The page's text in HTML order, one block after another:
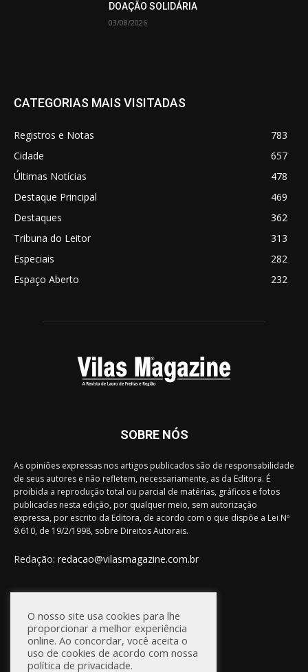
DOAÇÃO SOLIDÁRIA
03/08/2026
CATEGORIAS MAIS VISITADAS
Registros e Notas
783
Cidade
657
Últimas Notícias
478
Destaque Principal
469
Destaques
362
Tribuna do Leitor
313
Especiais
282
Espaço Aberto
232
SOBRE NÓS
As opiniões expressas nos artigos publicados são de responsabilidade
de seus autores e não refletem, necessariamente, as da Editora. É
proibida a reprodução total ou parcial de matérias, gráficos e fotos
publicadas nesta edição, por qualquer meio, sem autorização
expressa, por escrito da Editora, de acordo com o que dispõe a Lei Nº
9.610, de 19/2/1998, sobre Direitos Autorais.
Redação: redacao@vilasmagazine.com.br
FIQUE CONECTADO
O nosso site usa cookies para lhe
proporcionar a melhor experiência
online. Ao concordar, você aceita o
uso de cookies de acordo com nossa
política de privacidade.